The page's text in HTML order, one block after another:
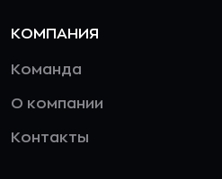
КОМПАНИЯ
Команда
О компании
Контакты